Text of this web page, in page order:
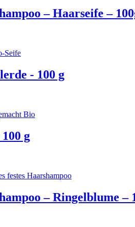
– Haarseife –
- 100 g
g
– Ringelblume –